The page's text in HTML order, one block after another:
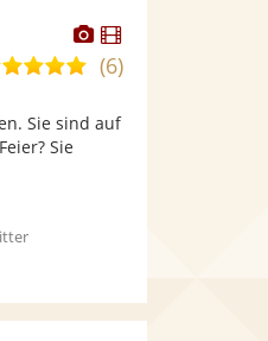
Dieser
Künstler
stellt
Fotos
bereit.
Dieser
Künstler
Videos
5,0
5
(6)
Sie sind auf
Sie